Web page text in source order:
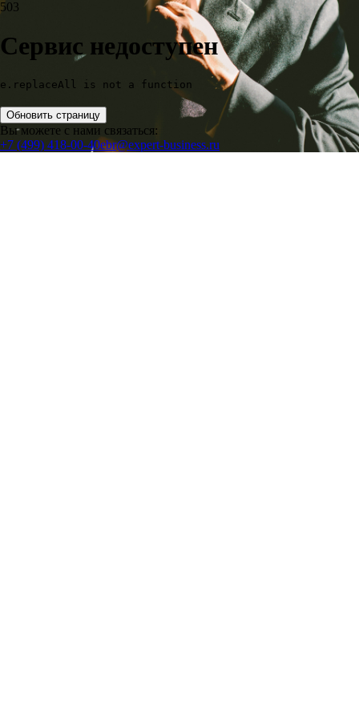
503
Сервис недоступен
e.replaceAll is not a function
Обновить страницу
Вы можете с нами связаться:
+7 (499) 418-00-40ebr@expert-business.ru